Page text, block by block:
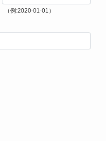
（例:2020-01-01）